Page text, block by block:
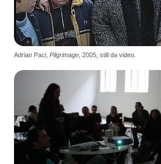
Adrian Paci, Pilgrimage , 2005, still da video.